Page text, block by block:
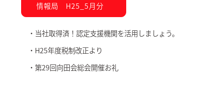
情報局 H25_5月分
・当社取得済！認定支援機関を活用しましょう。
・H25年度税制改正より
・第29回向田会総会開催お礼